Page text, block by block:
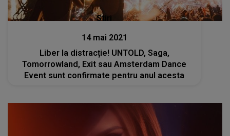
Stiri
14 mai 2021
Liber la distracție! UNTOLD, Saga,
Tomorrowland, Exit sau Amsterdam Dance
Event sunt confirmate pentru anul acesta